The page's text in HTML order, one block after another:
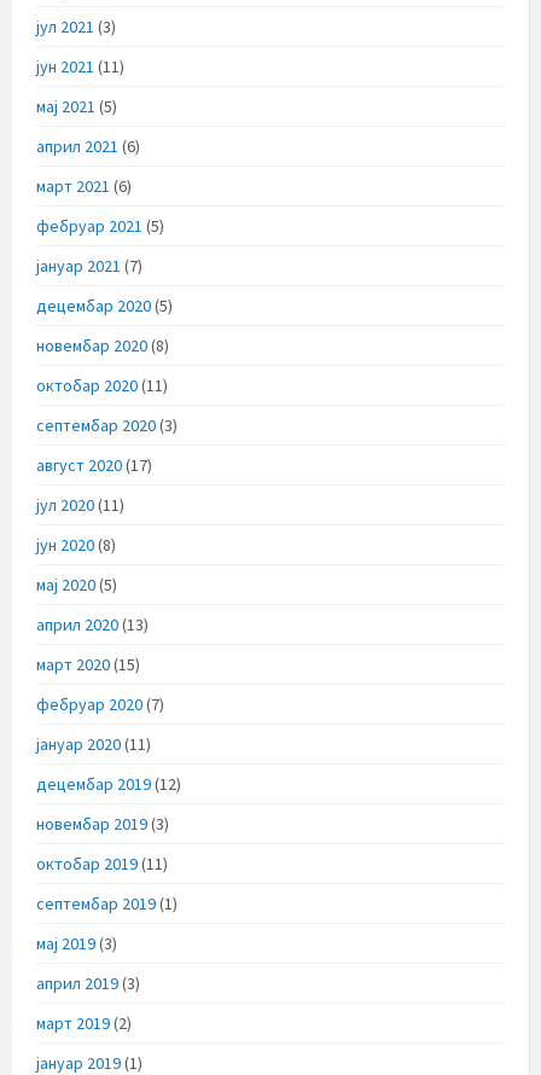
јул 2021 (3)
јун 2021 (11)
мај 2021 (5)
април 2021 (6)
март 2021 (6)
фебруар 2021 (5)
јануар 2021 (7)
децембар 2020(5)
новембар 2020(8)
октобар 2020(11)
септембар 2020(3)
август 2020(17)
јул 2020(11)
јун 2020(8)
мај 2020(5)
април 2020(13)
март 2020(15)
фебруар 2020(7)
јануар 2020(11)
децембар 2019(12)
новембар 2019(3)
октобар 2019(11)
септембар 2019(1)
мај 2019(3)
април 2019(3)
март 2019(2)
јануар 2019(1)